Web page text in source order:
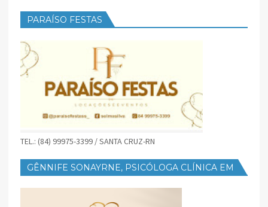
PARAÍSO FESTAS
TEL.: (84) 99975-3399 / SANTA CRUZ-RN
GÊNNIFE SONAYRNE, PSICÓLOGA CLÍNICA EM